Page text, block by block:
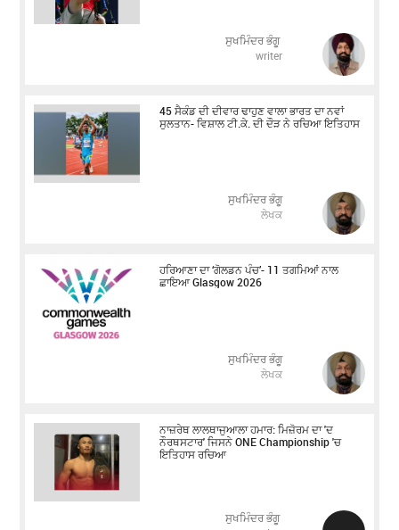
ਸੁਖਮਿੰਦਰ ਭੰਗੂ
writer
45 ਸੈਕੰਡ ਦੀ ਦੀਵਾਰ ਢਾਹੁਣ ਵਾਲਾ ਭਾਰਤ ਦਾ ਨਵਾਂ
ਸੁਲਤਾਨ- ਵਿਸ਼ਾਲ ਟੀ.ਕੇ. ਦੀ ਦੌੜ ਨੇ ਰਚਿਆ ਇਤਿਹਾਸ
ਸੁਖਮਿੰਦਰ ਭੰਗੂ
ਲੇਖਕ
ਹਰਿਆਣਾ ਦਾ ‘ਗੋਲਡਨ ਪੰਚ’- 11 ਤਗਮਿਆਂ ਨਾਲ
ਛਾਇਆ Glasgow 2026
ਸੁਖਮਿੰਦਰ ਭੰਗੂ
ਲੇਖਕ
ਨਾਜ਼ਰੇਥ ਲਾਲਥਾਜੁਆਲਾ ਹਮਾਰ: ਮਿਜ਼ੋਰਮ ਦਾ 'ਦ
ਨੌਰਥਸਟਾਰ' ਜਿਸਨੇ ONE Championship 'ਚ
ਇਤਿਹਾਸ ਰਚਿਆ
ਸੁਖਮਿੰਦਰ ਭੰਗੂ